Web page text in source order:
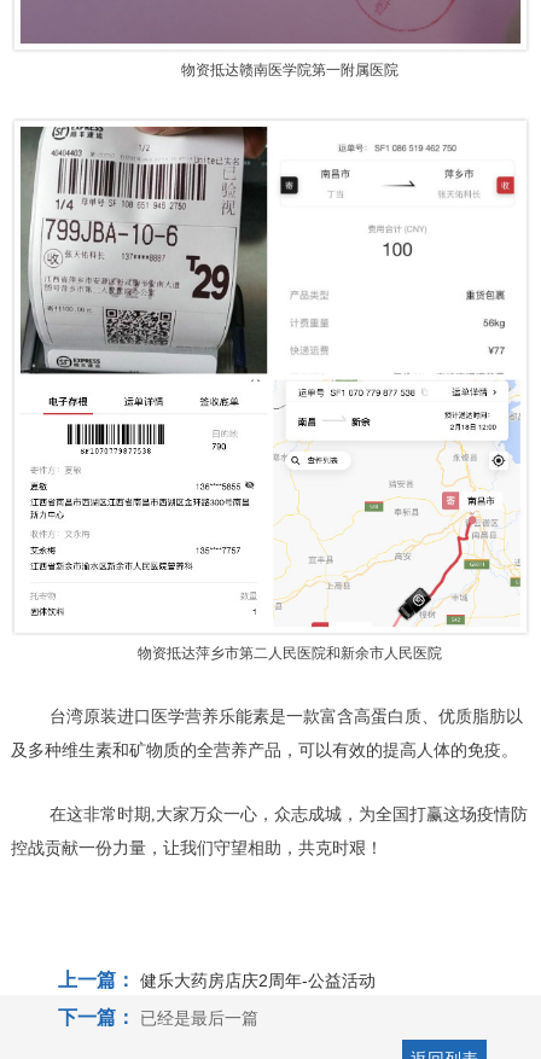
物资抵达赣南医学院第一附属医院
物资抵达萍乡市第二人民医院和新余市人民医院
台湾原装进口医学营养乐能素是一款富含高蛋白质、优质脂肪以
及多种维生素和矿物质的全营养产品，可以有效的提高人体的免疫。
在这非常时期,大家万众一心，众志成城，为全国打赢这场疫情防
控战贡献一份力量，让我们守望相助，共克时艰！
上一篇： 健乐大药房店庆2周年-公益活动
下一篇： 已经是最后一篇